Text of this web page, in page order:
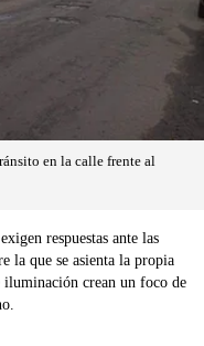
en la calle frente al
respuestas ante las
la que se asienta la propia
crean un foco de